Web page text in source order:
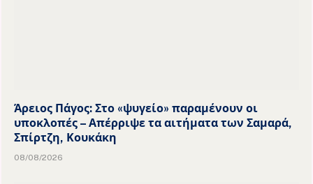
Άρειος Πάγος: Στο «ψυγείο» παραμένουν οι
υποκλοπές – Απέρριψε τα αιτήματα των Σαμαρά,
Σπίρτζη, Κουκάκη
08/08/2026